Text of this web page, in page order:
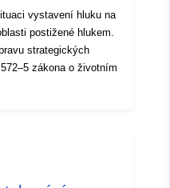
1732
December 1788
vystavení hluku na
postižené hlukem.
strategických
zákona o životním